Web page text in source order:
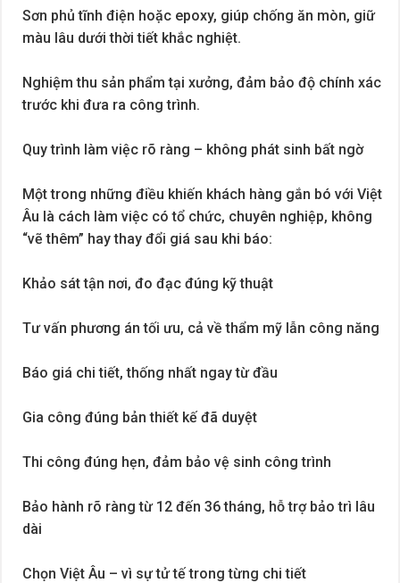
Sơn phủ tĩnh điện hoặc epoxy, giúp chống ăn mòn, giữ
màu lâu dưới thời tiết khắc nghiệt.
Nghiệm thu sản phẩm tại xưởng, đảm bảo độ chính xác
trước khi đưa ra công trình.
Quy trình làm việc rõ ràng – không phát sinh bất ngờ
Một trong những điều khiến khách hàng gắn bó với Việt
Âu là cách làm việc có tổ chức, chuyên nghiệp, không
“vẽ thêm” hay thay đổi giá sau khi báo:
Khảo sát tận nơi, đo đạc đúng kỹ thuật
Tư vấn phương án tối ưu, cả về thẩm mỹ lẫn công năng
Báo giá chi tiết, thống nhất ngay từ đầu
Gia công đúng bản thiết kế đã duyệt
Thi công đúng hẹn, đảm bảo vệ sinh công trình
Bảo hành rõ ràng từ 12 đến 36 tháng, hỗ trợ bảo trì lâu
dài
Chọn Việt Âu – vì sự tử tế trong từng chi tiết